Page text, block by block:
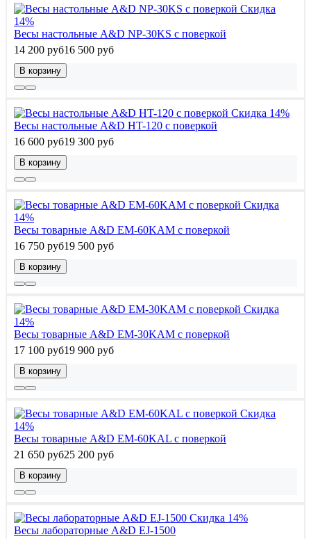
Скидка
14%
Весы настольные A&D NP-30KS с поверкой
14 200 руб16 500 руб
В корзину
Скидка 14%
Весы настольные A&D HT-120 с поверкой
16 600 руб19 300 руб
В корзину
Скидка
14%
Весы товарные A&D EМ-60KAM с поверкой
16 750 руб19 500 руб
В корзину
Скидка
14%
Весы товарные A&D EМ-30KAM с поверкой
17 100 руб19 900 руб
В корзину
Скидка
14%
Весы товарные A&D EМ-60KAL с поверкой
21 650 руб25 200 руб
В корзину
Скидка 14%
Весы лабораторные A&D EJ-1500